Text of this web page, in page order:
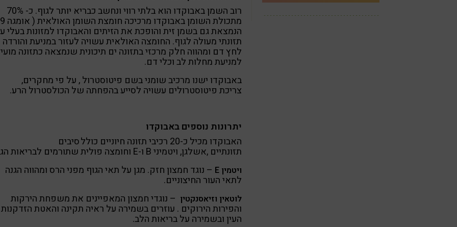
רוב השמן באבוקדו הוא בלתי רווי ונחשב כבריא יותר לגוף. כ- 70%
הנמצאת גם בשמן זית והופכת את הזיתים והאבוקדו למזונות בעלי
תזונתי מעולה לגוף. החומצה האולאית עשויה לעזור במניעת
לחץ דם ומהווה חלק מרכזי בתזונה ים תיכונית שנמצאה כתזונה
למניעת מחלות לב וכלי דם.
באבוקדו ישנו מרכיב שומני בשם פיטוסטרול , על פי מחקרים,
צריכת פיטוסטרולים עשויה לסייע בהפחתה של הכולסטרול הרע.
יתרונות נוספים באבוקדו
האבוקדו מכיל כ-20 רכיבי תזונה חיוניים כולל סיבים
תזונתיים ,אשלגן, ויטמיני B ו-E וחומצה פולית שתורמים לבריאות הגוף.
ויטמין E – נוגד חמצון חזק. מגן על תאי הגוף מפני הרס ומהווה הגנה
לתאי העור החיצוניים.
לוטאין וזיאסנקטין – נוגדי חמצון המאפיינים את משפחת הירקות
והפירות הירוקים . עוזרים בשמירה על ראיה תקינה והאטת הזדקנות
העין ובשמירה על בריאות הלב.